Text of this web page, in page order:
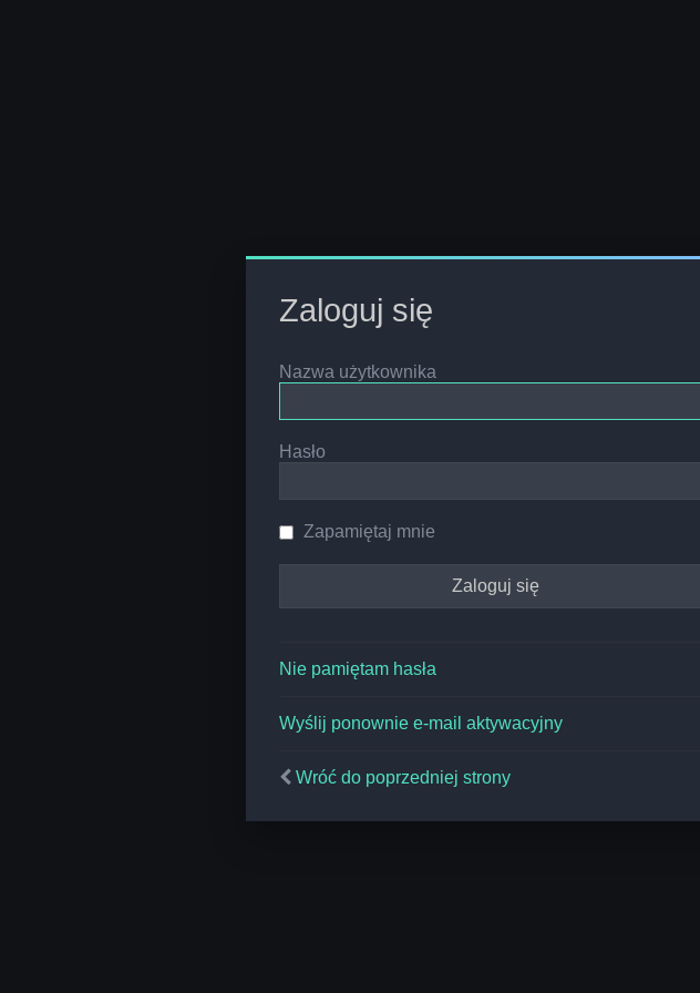
Zaloguj się
Nazwa użytkownika
Hasło
Zapamiętaj mnie
Nie pamiętam hasła
Wyślij ponownie e-mail aktywacyjny
Wróć do poprzedniej strony